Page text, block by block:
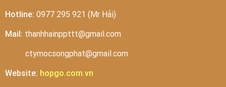
Hotline: 0977 295 921 (Mr Hải)
Mail: thanhhainppttt@gmail.com
ctymocsongphat@gmail.com
Website: hopgo.com.vn